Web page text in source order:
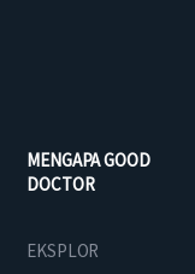
MENGAPA GOOD
DOCTOR
EKSPLOR